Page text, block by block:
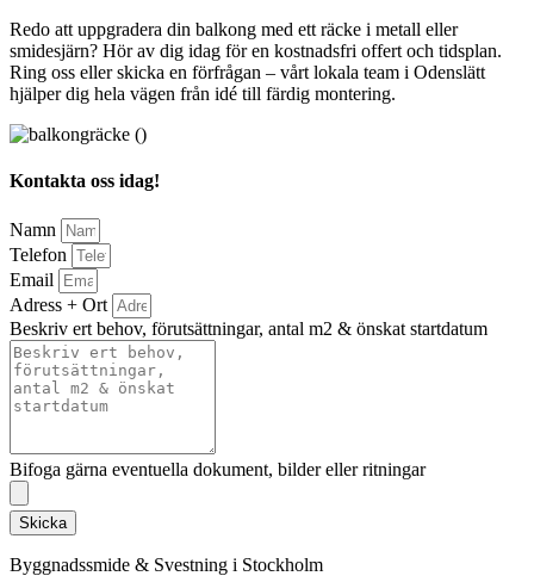
Redo att uppgradera din balkong med ett räcke i metall eller
smidesjärn? Hör av dig idag för en kostnadsfri offert och tidsplan.
Ring oss eller skicka en förfrågan – vårt lokala team i Odenslätt
hjälper dig hela vägen från idé till färdig montering.
Kontakta oss idag!
Namn
Telefon
Email
Adress + Ort
Beskriv ert behov, förutsättningar, antal m2 & önskat startdatum
Bifoga gärna eventuella dokument, bilder eller ritningar
Skicka
Byggnadssmide & Svestning i Stockholm